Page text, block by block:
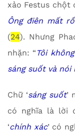
xảo Festus chột
Ông điên mất
(24). Nhưng
nhặn: “ Tôi
sáng suốt và
Chữ ‘sáng suốt’
có nghĩa là lời
‘chính xác’ có